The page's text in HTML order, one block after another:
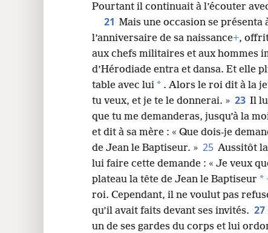
Pourtant il continuait à l’écouter
21 Mais une occasion se
l’anniversaire de sa naissance+,
aux chefs militaires et aux hommes
d’Hérodiade entra et dansa. Et elle
table avec lui * . Alors le roi dit à la
tu veux, et je te le donnerai. » 23 Il
que tu me demanderas, jusqu’à la
et dit à sa mère : « Que dois-je
de Jean le Baptiseur. » 25 Aussitôt
lui faire cette demande : « Je veux
plateau la tête de Jean le Baptiseur *
roi. Cependant, il ne voulut pas
qu’il avait faits devant ses invités. 27
un de ses gardes du corps et lui